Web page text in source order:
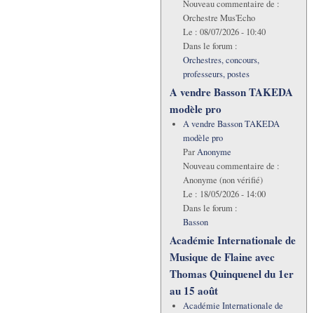
Nouveau commentaire de :
Orchestre Mus'Echo
Le : 08/07/2026 - 10:40
Dans le forum :
Orchestres, concours,
professeurs, postes
A vendre Basson TAKEDA
modèle pro
A vendre Basson TAKEDA
modèle pro
ParAnonyme
Nouveau commentaire de :
Anonyme (non vérifié)
Le : 18/05/2026 - 14:00
Dans le forum :
Basson
Académie Internationale de
Musique de Flaine avec
Thomas Quinquenel du 1er
au 15 août
Académie Internationale de